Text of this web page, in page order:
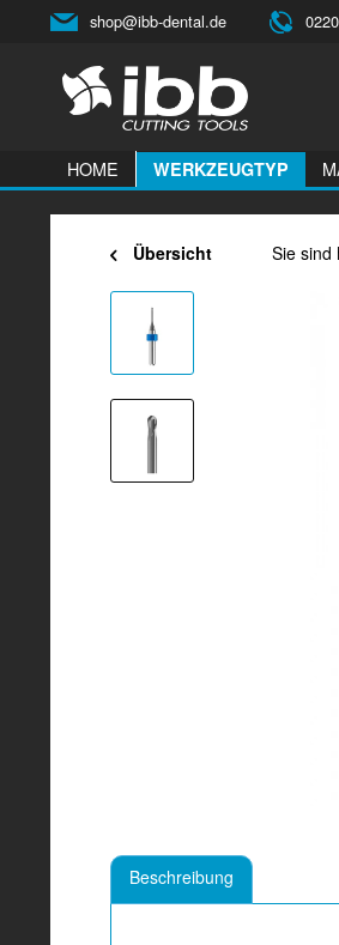
shop@ibb-dental.de
HOME WERKZEUGTYP
Übersicht Sie sind
Beschreibung